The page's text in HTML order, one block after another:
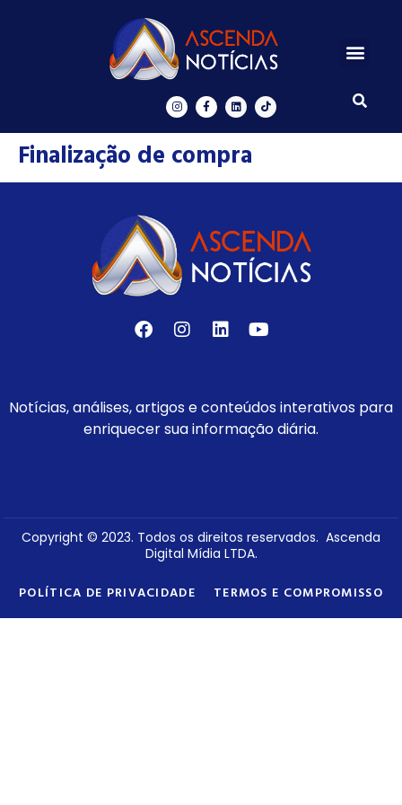
Finalização de compra
Notícias, análises, artigos e conteúdos interativos para
enriquecer sua informação diária.
Copyright © 2023. Todos os direitos reservados. Ascenda
Digital Mídia LTDA.
POLÍTICA DE PRIVACIDADE TERMOS E COMPROMISSO